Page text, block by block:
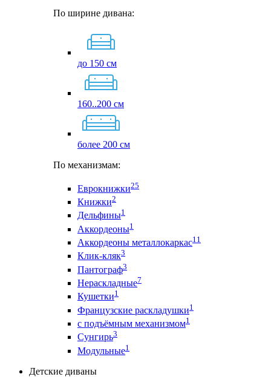
По ширине дивана:
до 150 см
160..200 см
более 200 см
По механизмам:
Еврокнижки25
Книжки2
Дельфины1
Аккордеоны1
Аккордеоны металлокаркас11
Клик-кляк3
Пантограф3
Нераскладные7
Кушетки1
Французские раскладушки1
с подъёмным механизмом1
Сунгирь3
Модульные1
Детские диваны